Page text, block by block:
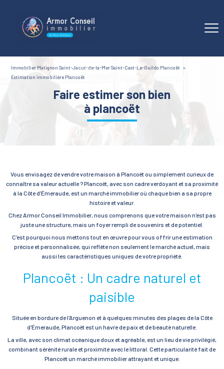
Immobilier Matignon Saint-Jacut-de-la-Mer Saint-Cast-Le-Guildo Plancoët
Estimation immobilière Plancoët
faire estimer son bien
à plancoët
Vous envisagez de vendre votre maison à Plancoët ou simplement curieux de
connaître sa valeur actuelle ? Plancoët, avec son cadre verdoyant et sa proximité
à la Côte d'Émeraude, est un marché immobilier où chaque bien a sa propre
histoire et valeur.
Chez Armor Conseil Immobilier, nous comprenons que votre maison n'est pas
juste une structure, mais un foyer rempli de souvenirs et de potentiel.
C'est pourquoi nous mettons tout en œuvre pour vous offrir une estimation
précise et personnalisée, qui reflète non seulement le marché actuel, mais
aussi les caractéristiques uniques de votre propriété.
Plancoët : Un cadre naturel et
paisible
Située en bordure de l'Arguenon et à quelques minutes des plages de la Côte
d'Émeraude, Plancoët est un havre de paix et de beauté naturelle.
La ville, avec son climat océanique doux et agréable, est un lieu de vie privilégié,
combinant sérénité rurale et proximité avec le littoral. Cette particularité fait de
Plancoët un marché immobilier attrayant et unique.